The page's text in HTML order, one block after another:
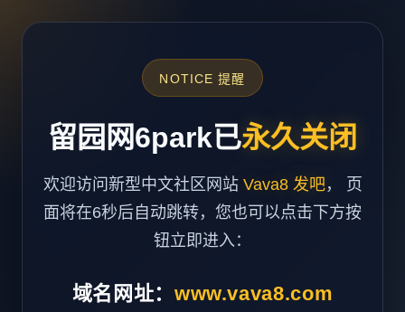
NOTICE 提醒
留园网6park已永久关闭
欢迎访问新型中文社区网站 Vava8 发吧， 页
面将在6秒后自动跳转，您也可以点击下方按
钮立即进入：
域名网址： www.vava8.com